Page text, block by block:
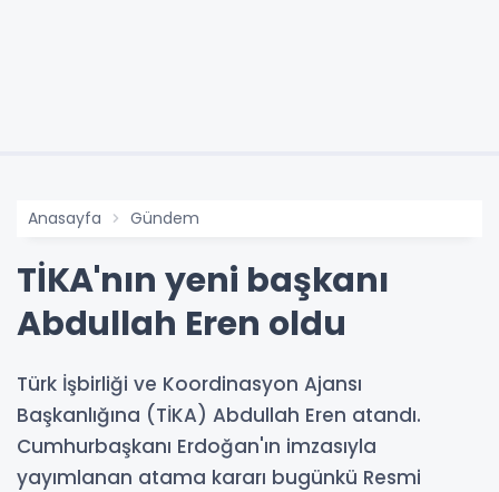
Anasayfa Gündem
TİKA'nın yeni başkanı
Abdullah Eren oldu
Türk İşbirliği ve Koordinasyon Ajansı
Başkanlığına (TİKA) Abdullah Eren atandı.
Cumhurbaşkanı Erdoğan'ın imzasıyla
yayımlanan atama kararı bugünkü Resmi